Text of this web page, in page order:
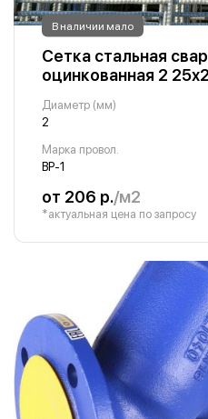
В наличии мало
Сетка стальная
оцинкованная 2
Диаметр (мм)
2
Марка провол.
ВР-1
от 206 р./м2
*актуальная цена по запросу